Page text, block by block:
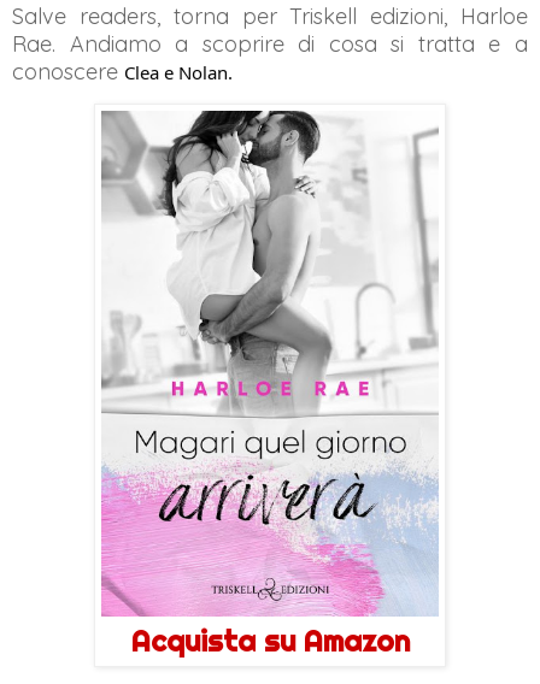
Salve readers, torna per Triskell edizioni, Harloe
Rae. Andiamo a scoprire di cosa si tratta e a
conoscere Clea e Nolan.
Acquista su Amazon